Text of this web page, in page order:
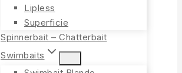
Lipless
Superficie
Spinnerbait – Chatterbait
Swimbaits